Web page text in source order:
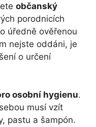
občanský
porodnicích
úředně ověřenou
nejste oddáni, je
o určení
osobní hygienu.
musí vzít
pastu a šampón.